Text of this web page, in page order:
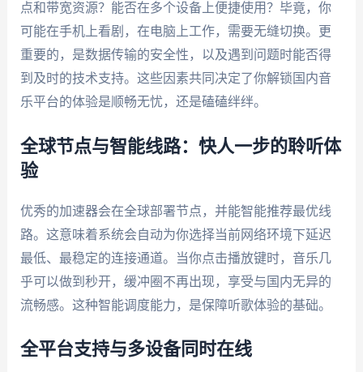
点和带宽资源？能否在多个设备上便捷使用？毕竟，你
可能在手机上看剧，在电脑上工作，需要无缝切换。更
重要的，是数据传输的安全性，以及遇到问题时能否得
到及时的技术支持。这些因素共同决定了你解锁国内音
乐平台的体验是顺畅无忧，还是磕磕绊绊。
全球节点与智能线路：快人一步的聆听体
验
优秀的加速器会在全球部署节点，并能智能推荐最优线
路。这意味着系统会自动为你选择当前网络环境下延迟
最低、最稳定的连接通道。当你点击播放键时，音乐几
乎可以做到秒开，缓冲圈不再出现，享受与国内无异的
流畅感。这种智能调度能力，是保障听歌体验的基础。
全平台支持与多设备同时在线